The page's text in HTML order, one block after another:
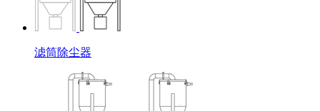
滤筒除尘器